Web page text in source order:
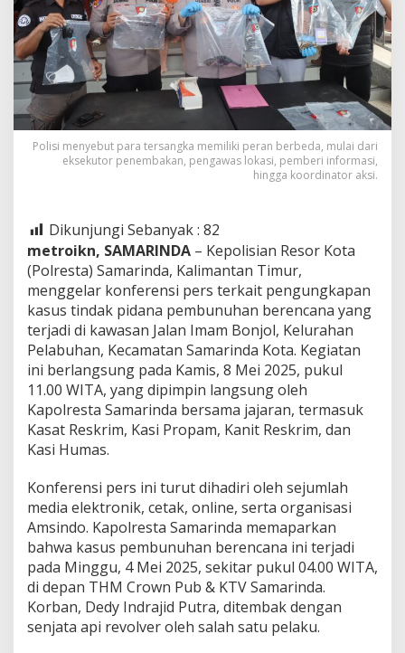
Polisi menyebut para tersangka memiliki peran berbeda, mulai dari
eksekutor penembakan, pengawas lokasi, pemberi informasi,
hingga koordinator aksi.
Dikunjungi Sebanyak : 82
metroikn, SAMARINDA – Kepolisian Resor Kota
(Polresta) Samarinda, Kalimantan Timur,
menggelar konferensi pers terkait pengungkapan
kasus tindak pidana pembunuhan berencana yang
terjadi di kawasan Jalan Imam Bonjol, Kelurahan
Pelabuhan, Kecamatan Samarinda Kota. Kegiatan
ini berlangsung pada Kamis, 8 Mei 2025, pukul
11.00 WITA, yang dipimpin langsung oleh
Kapolresta Samarinda bersama jajaran, termasuk
Kasat Reskrim, Kasi Propam, Kanit Reskrim, dan
Kasi Humas.
Konferensi pers ini turut dihadiri oleh sejumlah
media elektronik, cetak, online, serta organisasi
Amsindo. Kapolresta Samarinda memaparkan
bahwa kasus pembunuhan berencana ini terjadi
pada Minggu, 4 Mei 2025, sekitar pukul 04.00 WITA,
di depan THM Crown Pub & KTV Samarinda.
Korban, Dedy Indrajid Putra, ditembak dengan
senjata api revolver oleh salah satu pelaku.